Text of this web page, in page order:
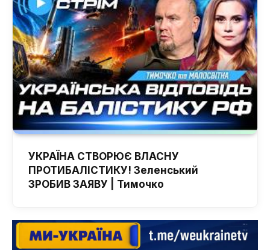
УКРАЇНА СТВОРЮЄ ВЛАСНУ
ПРОТИБАЛІСТИКУ! Зеленський
ЗРОБИВ ЗАЯВУ | Тимочко